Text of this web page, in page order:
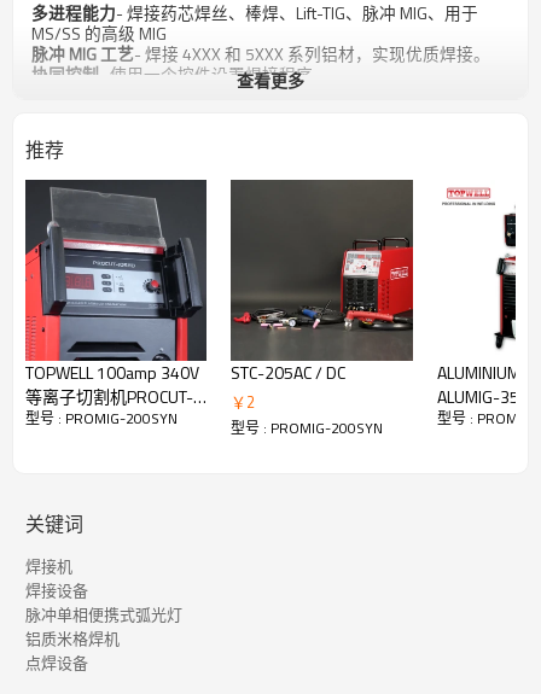
多进程能力- 焊接药芯焊丝、棒焊、Lift-TIG、脉冲 MIG、用于
MS/SS 的高级 MIG
脉冲 MIG 工艺- 焊接 4XXX 和 5XXX 系列铝材，实现优质焊接。
协同控制 - 使用一个控件设置焊接程序。
- 提供平滑、稳定的电弧和卓越、可重复的焊接。
用于铝的 True Pulse MIG
脉冲 MIG 工艺的工作原理是在每个脉冲的电极末端形成一滴熔融
查看更多
推荐
TOPWELL 100amp 340V
等离子切割机PROCUT-
105HD
型号 : PROMIG-200SYN
STC-205AC / DC
￥2
型号 : PROMIG-200SYN
ALUMINIUM
ALUMIG-
型号 :
关键词
焊接机
焊接设备
脉冲单相便携式弧光灯
铝质米格焊机
点焊设备